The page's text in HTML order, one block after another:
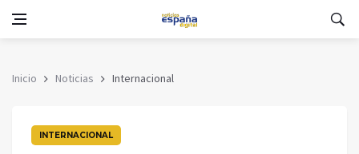
Inicio Noticias Internacional
INTERNACIONAL